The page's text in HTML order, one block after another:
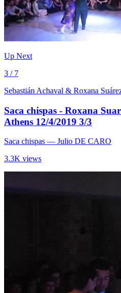
Up Next
3 / 7
Sebastián Achaval & Roxana
Saca chispas - Roxana
Athens 12/4/2019 3/3
Saca chispas — Julio DE CARO
3.3K views